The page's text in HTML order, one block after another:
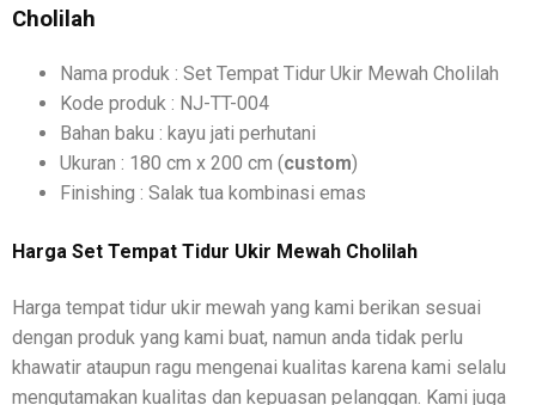
Cholilah
Nama produk : Set Tempat Tidur Ukir Mewah Cholilah
Kode produk : NJ-TT-004
Bahan baku : kayu jati perhutani
Ukuran : 180 cm x 200 cm (custom)
Finishing : Salak tua kombinasi emas
Harga Set Tempat Tidur Ukir Mewah Cholilah
Harga tempat tidur ukir mewah yang kami berikan sesuai
dengan produk yang kami buat, namun anda tidak perlu
khawatir ataupun ragu mengenai kualitas karena kami selalu
mengutamakan kualitas dan kepuasan pelanggan. Kami juga